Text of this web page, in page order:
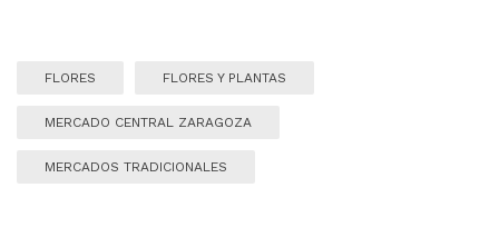
FLORES FLORES Y PLANTAS
MERCADO CENTRAL ZARAGOZA
MERCADOS TRADICIONALES